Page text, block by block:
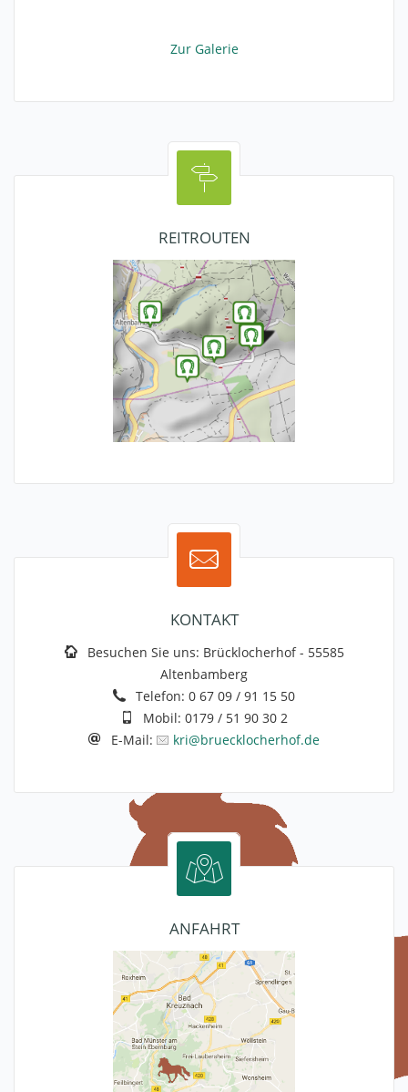
Zur Galerie
REITROUTEN
KONTAKT
Besuchen Sie uns: Brücklocherhof - 55585
Altenbamberg
Telefon: 0 67 09 / 91 15 50
Mobil: 0179 / 51 90 30 2
E-Mail:
kri@bruecklocherhof.de
ANFAHRT